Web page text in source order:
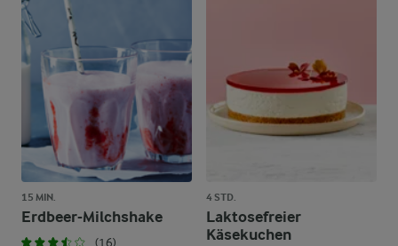
15 MIN.
Erdbeer-Milchshake
(16)
4 STD.
Laktosefreier
Käsekuchen